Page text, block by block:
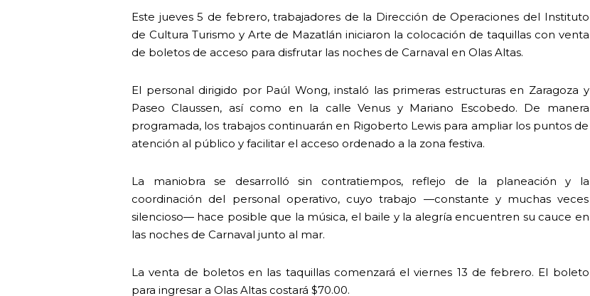
Este jueves 5 de febrero, trabajadores de la Dirección de Operaciones del Instituto
de Cultura Turismo y Arte de Mazatlán iniciaron la colocación de taquillas con venta
de boletos de acceso para disfrutar las noches de Carnaval en Olas Altas.
El personal dirigido por Paúl Wong, instaló las primeras estructuras en Zaragoza y
Paseo Claussen, así como en la calle Venus y Mariano Escobedo. De manera
programada, los trabajos continuarán en Rigoberto Lewis para ampliar los puntos de
atención al público y facilitar el acceso ordenado a la zona festiva.
La maniobra se desarrolló sin contratiempos, reflejo de la planeación y la
coordinación del personal operativo, cuyo trabajo —constante y muchas veces
silencioso— hace posible que la música, el baile y la alegría encuentren su cauce en
las noches de Carnaval junto al mar.
La venta de boletos en las taquillas comenzará el viernes 13 de febrero. El boleto
para ingresar a Olas Altas costará $70.00.